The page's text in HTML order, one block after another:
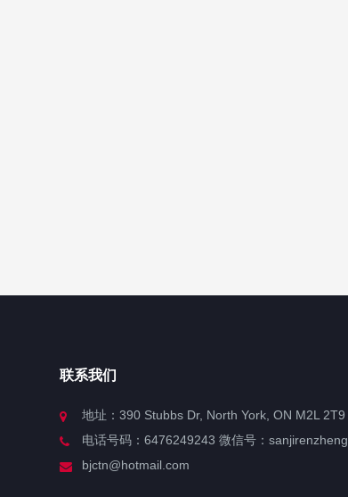
联系我们
地址：390 Stubbs Dr, North York, ON M2L 2T9
电话号码：6476249243 微信号：sanjirenzheng
bjctn@hotmail.com